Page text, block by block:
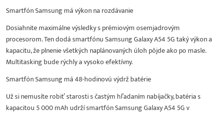
Smartfón Samsung má výkon na rozdávanie
Dosiahnite maximálne výsledky s prémiovým osemjadrovým
procesorom. Ten dodá smartfónu Samsung Galaxy A54 5G taký výkon a
kapacitu, že plnenie všetkých naplánovaných úloh pôjde ako po masle.
Multitasking bude rýchly a vysoko efektívny.
Smartfón Samsung má 48-hodinovú výdrž batérie
Už si nemusíte robiť starosti s častým hľadaním nabíjačky, batéria s
kapacitou 5 000 mAh udrží smartfón Samsung Galaxy A54 5G v